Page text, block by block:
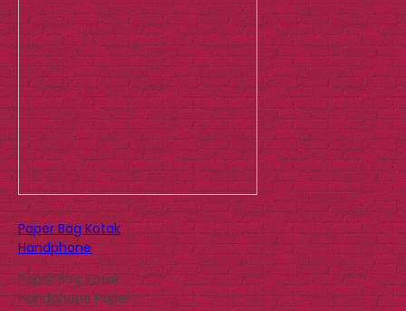
Paper Bag Kotak
Handphone
Paper Bag Kotak
Handphone Paper